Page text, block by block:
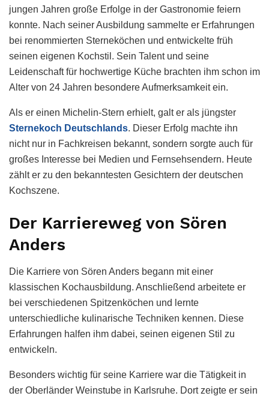
jungen Jahren große Erfolge in der Gastronomie feiern
konnte. Nach seiner Ausbildung sammelte er Erfahrungen
bei renommierten Sterneköchen und entwickelte früh
seinen eigenen Kochstil. Sein Talent und seine
Leidenschaft für hochwertige Küche brachten ihm schon im
Alter von 24 Jahren besondere Aufmerksamkeit ein.
Als er einen Michelin-Stern erhielt, galt er als jüngster
Sternekoch Deutschlands. Dieser Erfolg machte ihn
nicht nur in Fachkreisen bekannt, sondern sorgte auch für
großes Interesse bei Medien und Fernsehsendern. Heute
zählt er zu den bekanntesten Gesichtern der deutschen
Kochszene.
Der Karriereweg von Sören
Anders
Die Karriere von Sören Anders begann mit einer
klassischen Kochausbildung. Anschließend arbeitete er
bei verschiedenen Spitzenköchen und lernte
unterschiedliche kulinarische Techniken kennen. Diese
Erfahrungen halfen ihm dabei, seinen eigenen Stil zu
entwickeln.
Besonders wichtig für seine Karriere war die Tätigkeit in
der Oberländer Weinstube in Karlsruhe. Dort zeigte er sein